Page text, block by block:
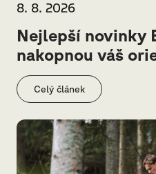
8. 8. 2026
Nejlepší novinky
nakopnou váš
Celý článek